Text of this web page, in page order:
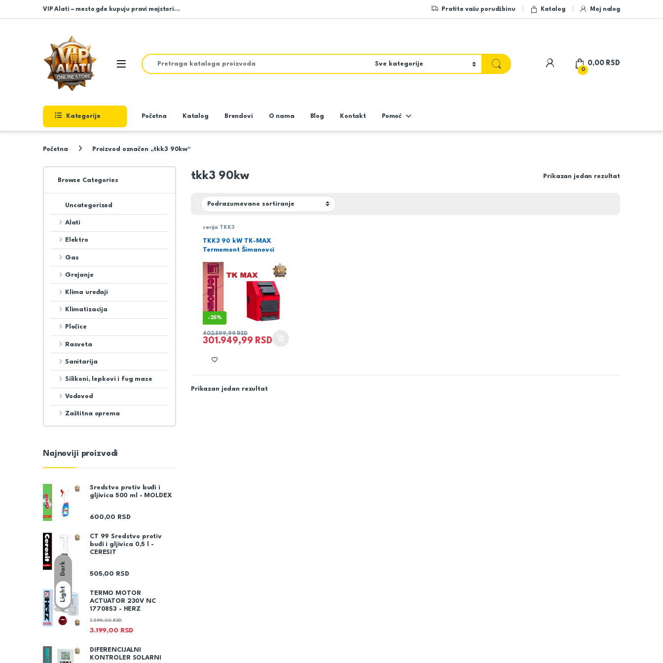
Dark
Light
Skip to navigation
Skip to content
VIP Alati – mesto gde kupuju pravi majstori… Pratite vašu porudžbinu Katalog Moj nalog
Open
Search for:
My Account
0
0,00 RSD
Kategorije Početna Katalog Brendovi O nama Blog Kontakt Pomoć
Početna Proizvod označen „tkk3 90kw“
tkk3 90kw Prikazan jedan rezultat
serija TKK3
TKK3 90 kW TK-MAX
Termomont Šimanovci
-25%
301.949,99 RSD
402.599,99RSD
Prikazan jedan rezultat
Browse Categories
Uncategorized
Alati
Elektro
Gas
Grejanje
Klima uređaji
Klimatizacija
Pločice
Rasveta
Sanitarija
Silikoni, lepkovi i fug mase
Vodovod
Zaštitna oprema
Najnoviji proizvodi
Sredstvo protiv buđi i
gljivica 500 ml - MOLDEX
600,00 RSD
CT 99 Sredstvo protiv
buđi i gljivica 0,5 l -
CERESIT
505,00 RSD
TERMO MOTOR
ACTUATOR 230V NC
1770853 - HERZ
3.199,00 RSD
3.599,00RSD
DIFERENCIJALNI
KONTROLER SOLARNI